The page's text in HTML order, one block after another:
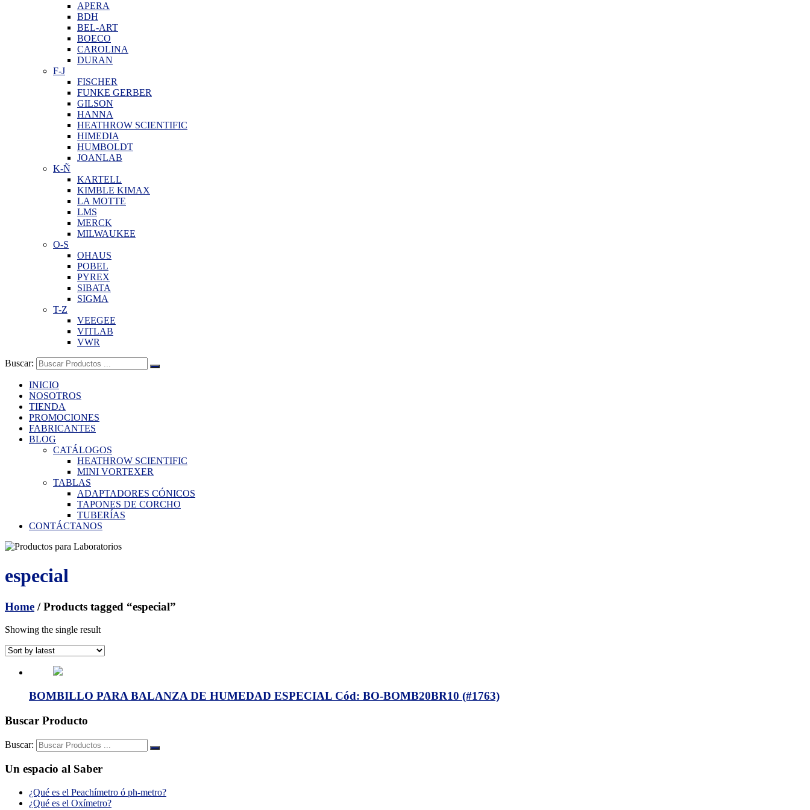
APERA
BDH
BEL-ART
BOECO
CAROLINA
DURAN
F-J
FISCHER
FUNKE GERBER
GILSON
HANNA
HEATHROW SCIENTIFIC
HIMEDIA
HUMBOLDT
JOANLAB
K-Ñ
KARTELL
KIMBLE KIMAX
LA MOTTE
LMS
MERCK
MILWAUKEE
O-S
OHAUS
POBEL
PYREX
SIBATA
SIGMA
T-Z
VEEGEE
VITLAB
VWR
Buscar:
INICIO
NOSOTROS
TIENDA
PROMOCIONES
FABRICANTES
BLOG
CATÁLOGOS
HEATHROW SCIENTIFIC
MINI VORTEXER
TABLAS
ADAPTADORES CÓNICOS
TAPONES DE CORCHO
TUBERÍAS
CONTÁCTANOS
especial
Home / Products tagged “especial”
Showing the single result
BOMBILLO PARA BALANZA DE HUMEDAD ESPECIAL Cód: BO-BOMB20BR10 (#1763)
Buscar Producto
Buscar:
Un espacio al Saber
¿Qué es el Peachímetro ó ph-metro?
¿Qué es el Oxímetro?